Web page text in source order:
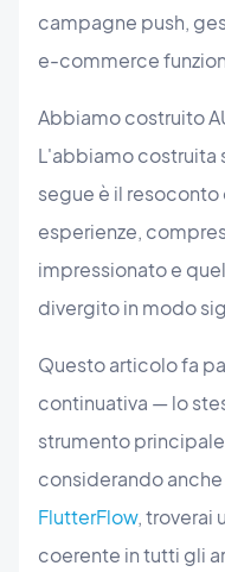
campagne push,
e-commerce
Abbiamo costruito
L'abbiamo costruita
segue è il
esperienze,
impressionato e
divergito in modo
Questo articolo fa
continuativa — lo
strumento
considerando anche
FlutterFlow, troverai
coerente in tutti gli